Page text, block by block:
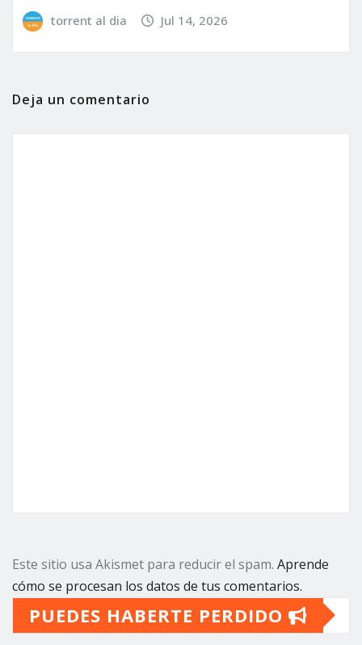
torrent al dia Jul 14, 2026
Deja un comentario
Este sitio usa Akismet para reducir el spam. Aprende
cómo se procesan los datos de tus comentarios.
PUEDES HABERTE PERDIDO